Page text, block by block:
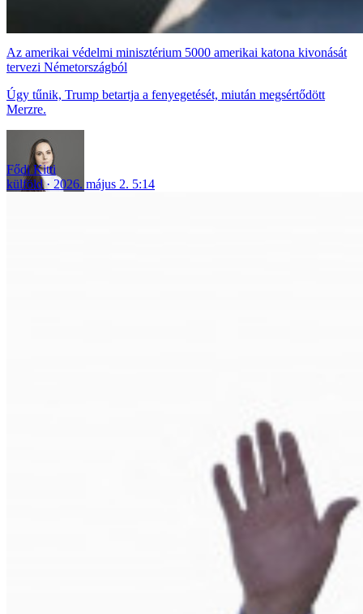
Az amerikai védelmi minisztérium 5000 amerikai katona kivonását
tervezi Németországból
Úgy tűnik, Trump betartja a fenyegetését, miután megsértődött
Merzre.
Fődi Kitti
külföld
2026. május 2. 5:14